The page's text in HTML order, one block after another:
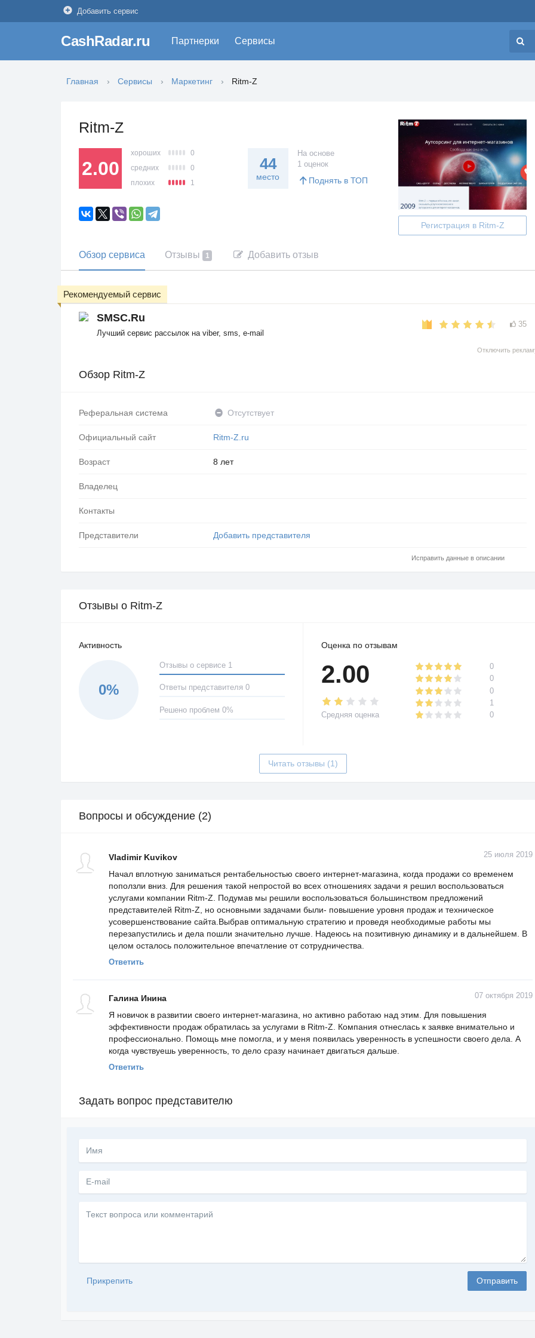
Добавить сервис
CashRadar.ru Партнерки Сервисы
Главная Сервисы Маркетинг Ritm-Z
Ritm-Z
Регистрация в Ritm-Z
2.00
хороших
0
средних
0
плохих
1
44
место
На основе
1 оценок
Поднять в ТОП
Обзор сервиса Отзывы 1 Добавить отзыв
SMSC.Ru
Лучший сервис рассылок на viber, sms, e-mail
35
Рекомендуемый сервис
Отключить
Обзор Ritm-Z
Реферальная система Отсутствует
Официальный сайт Ritm-Z.ru
Возраст 8 лет
Владелец
Контакты
Представители Добавить представителя
Исправить данные в описании
Отзывы о Ritm-Z
Активность
0%
Отзывы о сервисе 1
Ответы представителя 0
Решено проблем 0%
Оценка по отзывам
2.00
Средняя оценка
0
0
0
1
0
Читать отзывы (1)
Вопросы и обсуждение (2)
25 июля 2019
Vladimir Kuvikov
Начал вплотную заниматься рентабельностью своего интернет-магазина, когда продажи со временем
поползли вниз. Для решения такой непростой во всех отношениях задачи я решил воспользоваться
услугами компании Ritm-Z. Подумав мы решили воспользоваться большинством предложений
представителей Ritm-Z, но основными задачами были- повышение уровня продаж и техническое
усовершенствование сайта.Выбрав оптимальную стратегию и проведя необходимые работы мы
перезапустились и дела пошли значительно лучше. Надеюсь на позитивную динамику и в дальнейшем. В
целом осталось положительное впечатление от сотрудничества.
Ответить
07 октября 2019
Галина Инина
Я новичок в развитии своего интернет-магазина, но активно работаю над этим. Для повышения
эффективности продаж обратилась за услугами в Ritm-Z. Компания отнеслась к заявке внимательно и
профессионально. Помощь мне помогла, и у меня появилась уверенность в успешности своего дела. А
когда чувствуешь уверенность, то дело сразу начинает двигаться дальше.
Ответить
Задать вопрос представителю
вопроса
Отправить
Прикрепить